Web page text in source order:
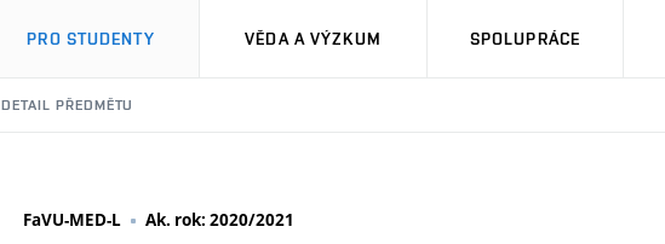
PRO STUDENTY VĚDA A VÝZKUM SPOLUPRÁCE
DETAIL PŘEDMĚTU
FaVU-MED-L Ak. rok: 2020/2021